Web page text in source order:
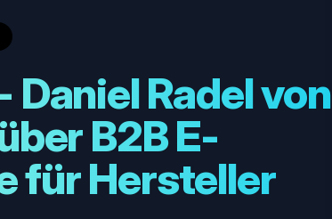
Daniel Radel von
B2B E-
für Hersteller